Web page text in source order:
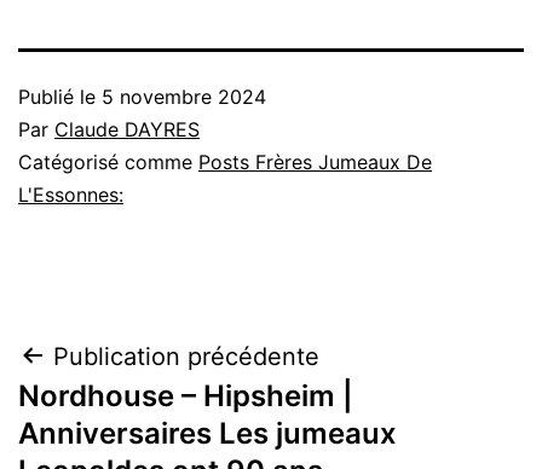
Publié le 5 novembre 2024
Par Claude DAYRES
Catégorisé comme Posts Frères Jumeaux De
L'Essonnes:
Navigation
de
Publication précédente
Nordhouse – Hipsheim |
Anniversaires Les jumeaux